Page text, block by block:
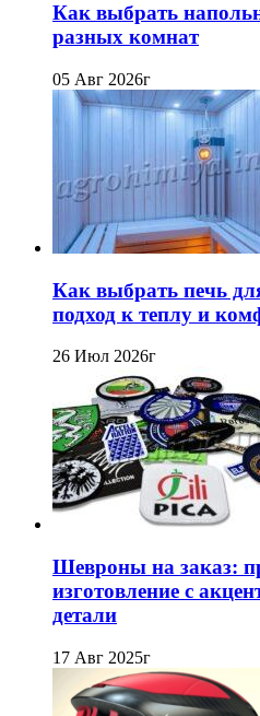
Как выбрать
разных комнат
05 Авг 2026г
Как выбрать печь
подход к теплу и
26 Июл 2026г
Шевроны на заказ:
изготовление с
детали
17 Авг 2025г